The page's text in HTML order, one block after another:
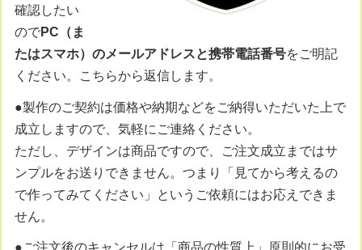
確認したい
のでPC（ま
たはスマホ）のメールアドレスと携帯電話番号をご明記
ください。こちらから返信します。
●製作のご契約は価格や納期などをご納得いただいた上で
成立しますので、気軽にご連絡ください。
ただし、デザインは商品ですので、ご注文成立まではサ
ンプルをお送りできません。つまり「見てから考えるの
で作ってみてください」というご依頼にはお応えできま
せん。
●ご注文後のキャンセルは「商品の性質上」原則的にお受